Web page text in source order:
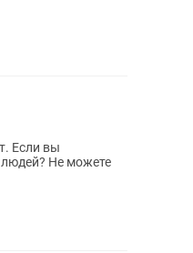
Если вы
Не можете